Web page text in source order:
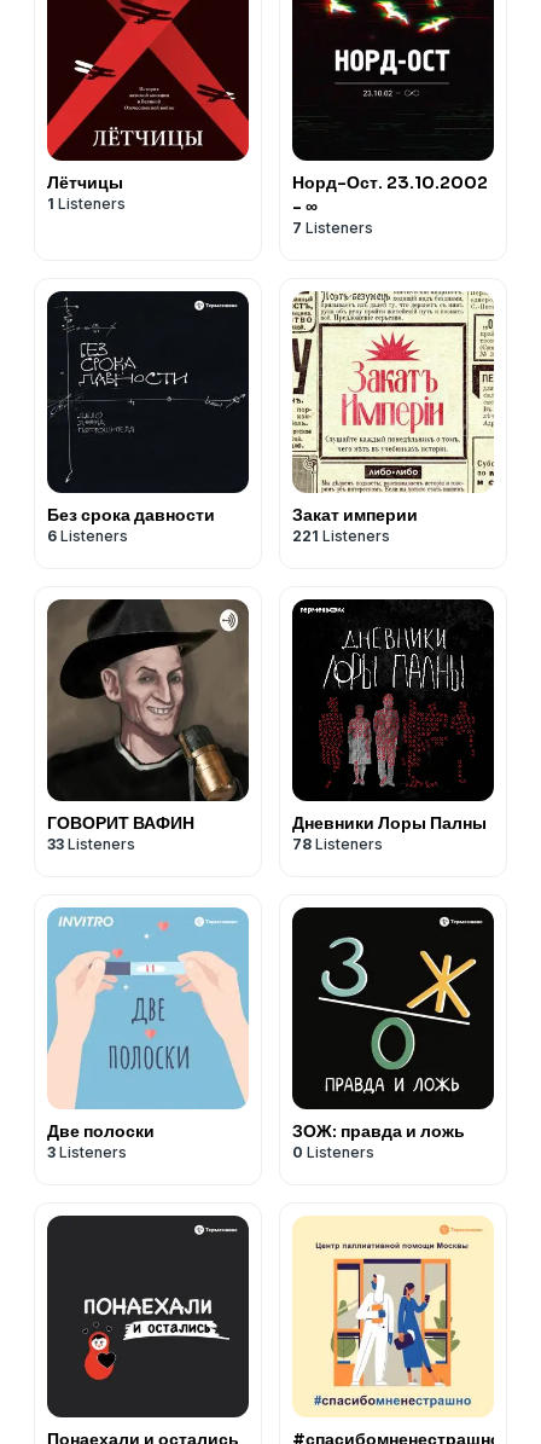
Лётчицы
1 Listeners
Норд-Ост. 23.10.2002
- ∞
7 Listeners
Без срока давности
6 Listeners
Закат империи
221 Listeners
ГОВОРИТ ВАФИН
33 Listeners
Дневники Лоры Палны
78 Listeners
Две полоски
3 Listeners
ЗОЖ: правда и ложь
0 Listeners
Понаехали и остались #спасибомненестрашно